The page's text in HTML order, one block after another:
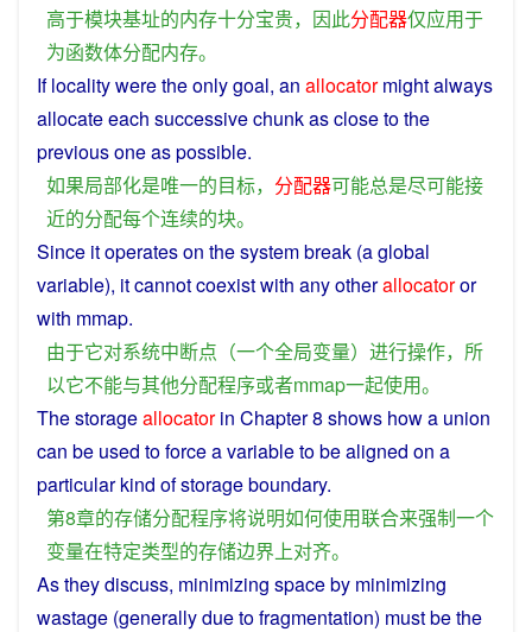
高于模块基址的内存十分宝贵， 因此分配器仅应用于
为函数体分配内存。
If localityweretheonlygoal, an allocator mightalways
allocateeach successivechunkascloseto the
previous oneaspossible.
如果局部化是唯一的目标， 分配器可能总是尽可能接
近的分配每个连续的块。
Since itoperateson thesystembreak (aglobal
variable), itcannotcoexistwith anyotherallocatoror
with mmap.
由于它对系统中断点 （一个全局变量） 进行操作， 所
以它不能与其他分配程序或者mmap一起使用。
Thestorageallocator in Chapter8 shows howa union
can be used toforceavariableto bealigned on a
particular kind ofstorageboundary.
第8章的存储分配程序将说明如何使用联合来强制一个
变量在特定类型的存储边界上对齐。
Astheydiscuss, minimizing spaceby minimizing
wastage (generallyduetofragmentation) mustbethe